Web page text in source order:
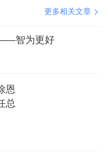
业主家中找到。
她执着的精神深深
找？”不久，业主特
的感激。
让业主看到我们尽力
就是这样，结果重
道，他们的事有人
更多相关文章
智为更好
恩
总